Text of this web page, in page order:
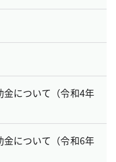
について（令和4年
について（令和6年